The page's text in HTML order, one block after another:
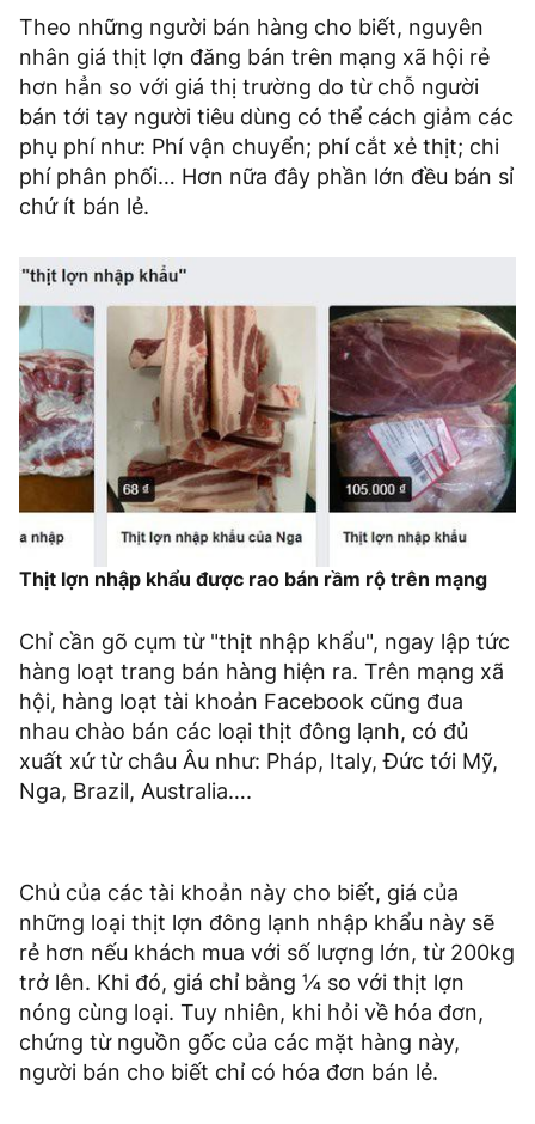
Theo những người bán hàng cho biết, nguyên
nhân giá thịt lợn đăng bán trên mạng xã hội rẻ
hơn hẳn so với giá thị trường do từ chỗ người
bán tới tay người tiêu dùng có thể cách giảm các
phụ phí như: Phí vận chuyển; phí cắt xẻ thịt; chi
phí phân phối… Hơn nữa đây phần lớn đều bán sỉ
chứ ít bán lẻ.
Thịt lợn nhập khẩu được rao bán rầm rộ trên mạng
Chỉ cần gõ cụm từ "thịt nhập khẩu", ngay lập tức
hàng loạt trang bán hàng hiện ra. Trên mạng xã
hội, hàng loạt tài khoản Facebook cũng đua
nhau chào bán các loại thịt đông lạnh, có đủ
xuất xứ từ châu Âu như: Pháp, Italy, Đức tới Mỹ,
Nga, Brazil, Australia….
Chủ của các tài khoản này cho biết, giá của
những loại thịt lợn đông lạnh nhập khẩu này sẽ
rẻ hơn nếu khách mua với số lượng lớn, từ 200kg
trở lên. Khi đó, giá chỉ bằng ¼ so với thịt lợn
nóng cùng loại. Tuy nhiên, khi hỏi về hóa đơn,
chứng từ nguồn gốc của các mặt hàng này,
người bán cho biết chỉ có hóa đơn bán lẻ.